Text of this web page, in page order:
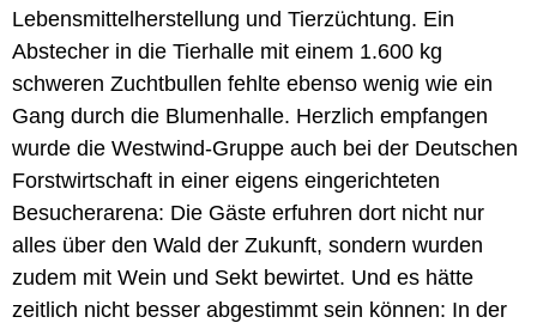
Lebensmittelherstellung und Tierzüchtung. Ein
Abstecher in die Tierhalle mit einem 1.600 kg
schweren Zuchtbullen fehlte ebenso wenig wie ein
Gang durch die Blumenhalle. Herzlich empfangen
wurde die Westwind-Gruppe auch bei der Deutschen
Forstwirtschaft in einer eigens eingerichteten
Besucherarena: Die Gäste erfuhren dort nicht nur
alles über den Wald der Zukunft, sondern wurden
zudem mit Wein und Sekt bewirtet. Und es hätte
zeitlich nicht besser abgestimmt sein können: In der